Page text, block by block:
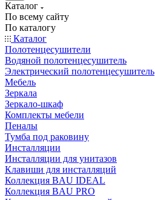
Каталог
По всему сайту
По каталогу
Каталог
Полотенцесушители
Водяной полотенцесушитель
Электрический полотенцесушитель
Мебель
Зеркала
Зеркало-шкаф
Комплекты мебели
Пеналы
Тумба под раковину
Инсталляции
Инсталляции для унитазов
Клавиши для инсталляций
Коллекция BAU IDEAL
Коллекция BAU PRO